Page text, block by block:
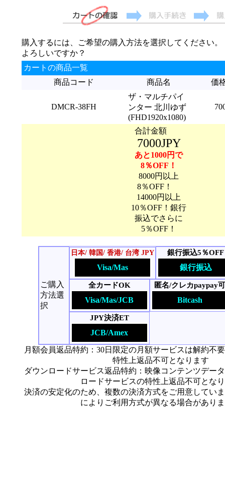
購入するには、ご希望の購入方法を選択してください。
よろしいですか？
カートの商品一覧
商品コード
商品名 価
DMCR-38FH
ザ・マルチパイ
ンター 北川ゆず
(FHD1920x1080)
合計金額
7000JPY
あと1000円で
8％OFF！
8000円以上
8％OFF！
14000円以上
10％OFF！銀行
振込でさらに
5％OFF！
ご購入
方法選
択
日本/ 韓国/ 香港/ 台湾 JPY
Visa/Mas
銀行振込5％OFF
銀行振込
全カードOK
Visa/Mas/JCB
匿名/クレカpaypay可
Bitcash
JPY決済ET
JCB/Amex
月額会員返品特約：30日限定の月額サービスは解約不
特性上返品不可となります
ダウンロードサービス返品特約：映像コンテンツデー
ロードサービスの特性上返品不可とな
決済の安定化のため、複数の決済方式をご用意してい
によりご利用方式が異なる場合があり